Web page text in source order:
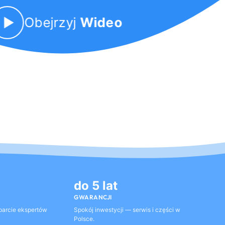
ekspertów
do 5 lat
GWARANCJI
Spokój inwestycji — serwis i części w
Polsce.
ObejrzyjWideo